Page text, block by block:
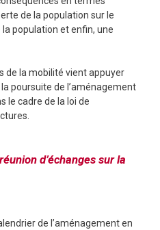
de la population sur le
population et enfin, une
de la mobilité vient appuyer
poursuite de l’aménagement
le cadre de la loi de
d’échanges sur la
de l’aménagement en